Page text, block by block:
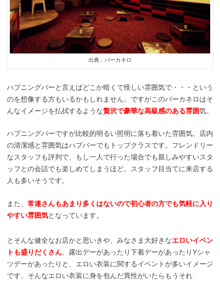
出典」バーカネロ
ハプニングバーと言えばどこか暗くて怪しい雰囲気で・・・という
のを想像する方もいるかもしれません。ですがこのバーカネロはそ
んなイメージを払拭するような贅沢で豪華な高級感のある雰囲気。
ハプニングバーですが比較的明るい照明に落ち着いた雰囲気。店内
の清潔感と雰囲気はハプバーでもトップクラスです。フレンドリー
なスタッフも評判で、もし一人で行った場合でも親しみやすいスタ
ッフとの会話でも楽しめてしまうほど。スタッフ目当てに来店する
人も多いそうです。
また、 常連さんもあまり多くはないので初心者の方でも気軽に入り
やすい雰囲気となっています。
とそんな健全なお店かと思いきや、みなさま大好きなエロいイベン
トも盛りだくさん。露出デーがあったり下着デーがあったりYシャ
ツデーがあったりと、エロい衣装に関するイベントが多いイメージ
です。そんなエロい衣装に身を包んだ異性がいたらもうそれ